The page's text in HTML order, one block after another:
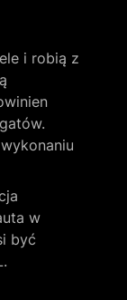
i robią z
w
być